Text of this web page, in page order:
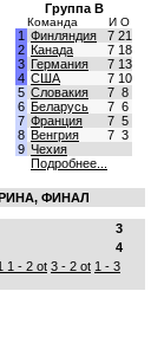
Группа B
Команда И О
1 Финляндия 7 21
2 Канада 7 18
3 Германия 7 13
4 США 7 10
5 Словакия 7 8
6 Беларусь 7 6
7 Франция 7 5
8 Венгрия 7 3
9 Чехия
Подробнее...
ФИНАЛ
3
4
1 - 2 ot 3 - 2 ot 1 - 3